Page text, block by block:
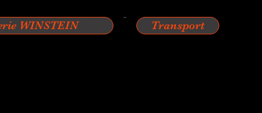
WINSTEIN Transport